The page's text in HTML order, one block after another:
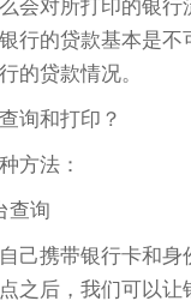
会对所打印的银行
行的贷款基本是不
的贷款情况。
和打印？
法：
询
携带银行卡和身
之后，我们可以让